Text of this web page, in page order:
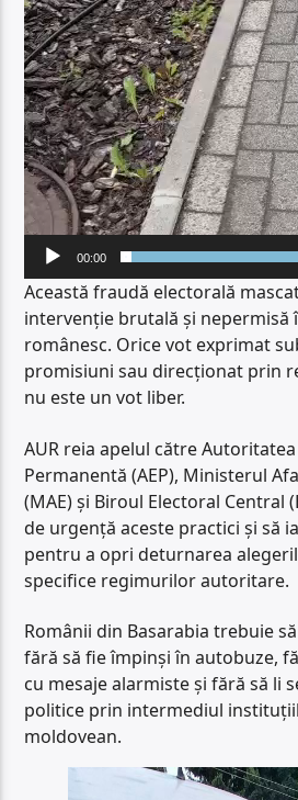
00:00
Această fraudă electorală
intervenție brutală și nepermisă
românesc. Orice vot exprimat
promisiuni sau direcționat prin
nu este un vot liber.
AUR reia apelul către
Permanentă (AEP), Ministerul
(MAE) și Biroul Electoral Central
de urgență aceste practici și să
pentru a opri deturnarea
specifice regimurilor autoritare.
Românii din Basarabia trebuie
fără să fie împinși în autobuze,
cu mesaje alarmiste și fără să li
politice prin intermediul
moldovean.